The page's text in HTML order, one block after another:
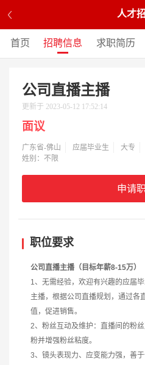
人才
首页 招聘信息 求职简历
公司直播主播
更新于 2023-05-12 17:52:14
面议
广东省-佛山 应届毕业生 大专
姓别：不限
申请
职位要求
公司直播主播（目标年薪8-15万）
1、无需经验，欢迎有兴趣的应届
主播，根据公司直播规划，通过各
值，促进销售。
2、粉丝互动及维护：直播间的粉
粉并增强粉丝粘度。
3、镜头表现力、应变能力强，善